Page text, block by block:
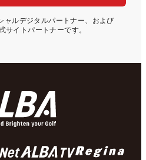
ャルデジタルパートナー、および
サイトパートナーです。